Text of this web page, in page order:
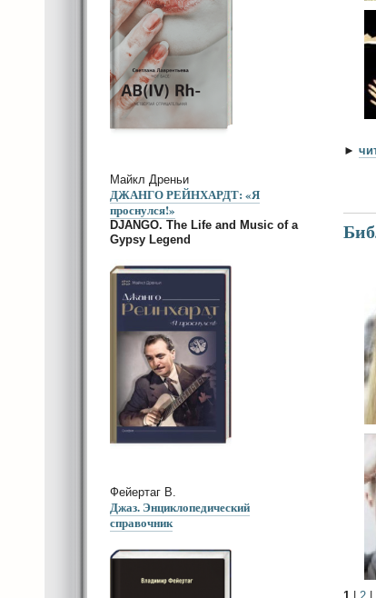
►
Майкл Дреньи
ДЖАНГО РЕЙНХАРДТ: «Я
проснулся!»
DJANGO. The Life and Music of a
Gypsy Legend
Фейертаг В.
Джаз. Энциклопедический
справочник